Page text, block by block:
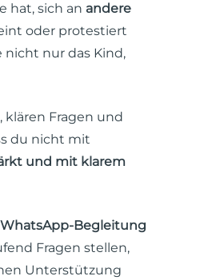
hat, sich an andere
oder protestiert
nur das Kind,
klären Fragen und
du nicht mit
und mit klarem
Begleitung
Fragen stellen,
Unterstützung